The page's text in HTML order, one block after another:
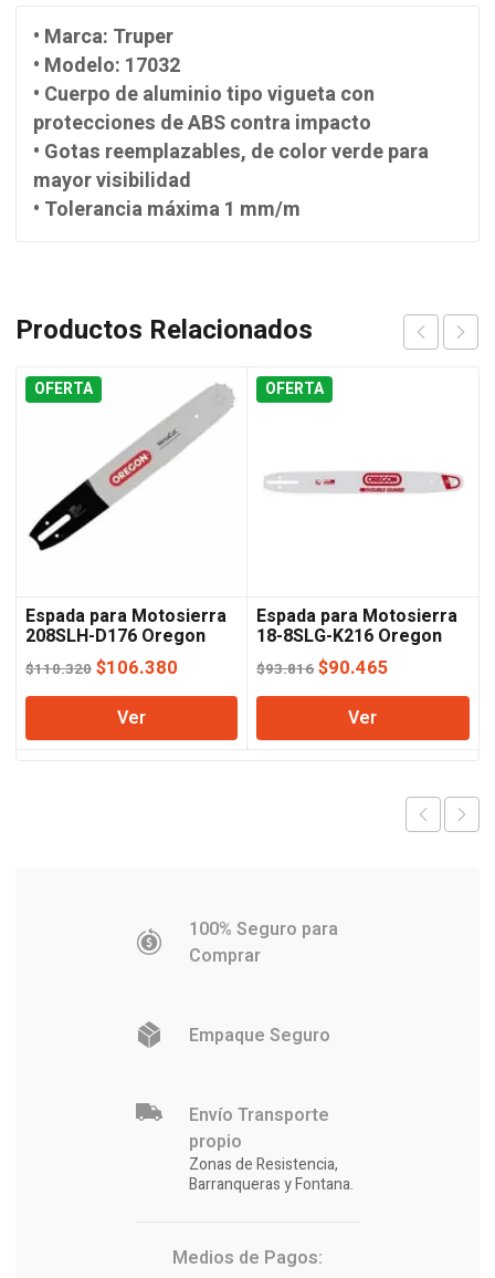
• Marca: Truper
• Modelo: 17032
• Cuerpo de aluminio tipo vigueta con
protecciones de ABS contra impacto
• Gotas reemplazables, de color verde para
mayor visibilidad
• Tolerancia máxima 1 mm/m
Productos Relacionados
OFERTA
Espada para Motosierra
208SLH-D176 Oregon
$110.320 El
precio
original
era:
$106.380
precio
es:
Ver
OFERTA
Espada para Motosierra
18-8SLG-K216 Oregon
$93.816El
precio
original
era:
$90.465
precio
es:
Ver
100% Seguro para
Comprar
Empaque Seguro
Envío Transporte
propio
Zonas de Resistencia,
Barranqueras y Fontana.
Medios de Pagos: